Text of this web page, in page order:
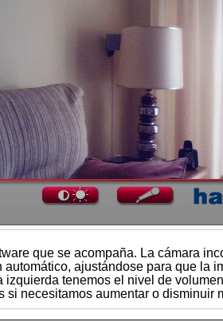
que se acompaña. La cámara
automático, ajustándose para que la
izquierda tenemos el nivel de
si necesitamos aumentar o disminuir